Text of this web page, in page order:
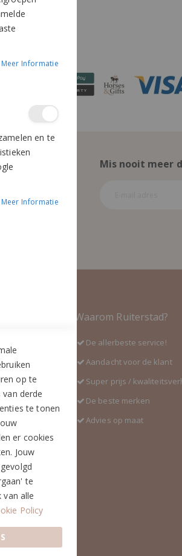
Mis nooit meer
Waarom Ruiterstad?
De allerbeste service!
Aandacht voor de klant
Super prijs /
De beste merken
Advies op maat
Meer Informatie
en te
Meer Informatie
op te
derde
te tonen
er cookies
Jouw
te
alle
Policy